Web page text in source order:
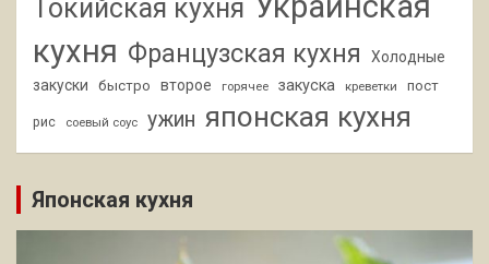
Токийская кухня
кухня Французская кухня
Холодные
закуски
быстро второе горячее закуска креветки пост
рис соевый соус ужин японская кухня
Японская кухня